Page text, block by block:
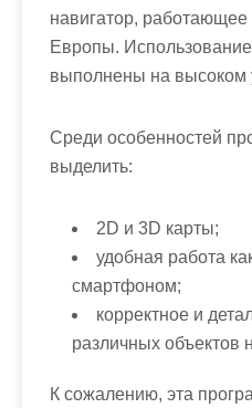
навигатор,
Европы.
выполнены на высоком
Среди особенностей
выделить:
2D и 3D карты;
удобная работа
смартфоном;
корректное и
различных объектов
К сожалению, эта